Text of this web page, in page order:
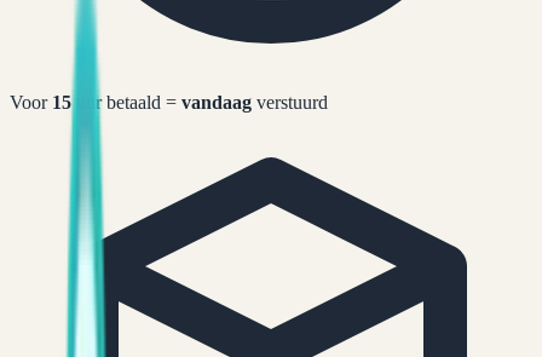
Voor 15 uur betaald = vandaag verstuurd